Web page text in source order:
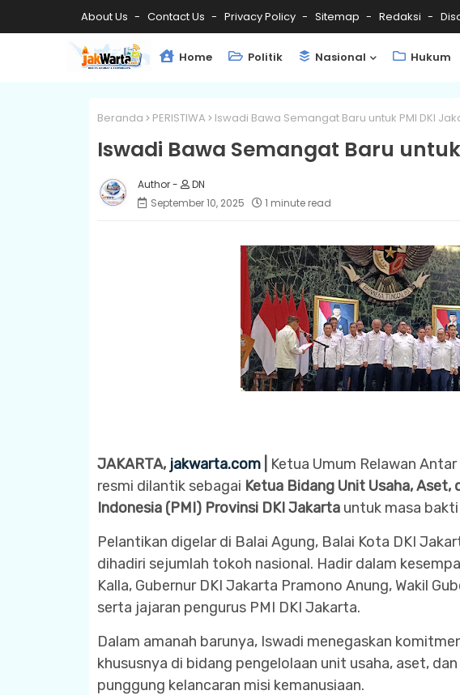
About Us Contact Us Privacy Policy Sitemap Redaksi
Home Politik Nasional Hukum
Beranda PERISTIWA Iswadi Bawa Semangat Baru untuk PMI DKI
Iswadi Bawa Semangat Baru
DN
September 10, 2025
1 minute read
JAKARTA, jakwarta.com|
Ketua Umum Relawan Antar
resmi dilantik sebagai Ketua Bidang Unit Usaha, Aset,
Indonesia (PMI) Provinsi DKI Jakarta untuk masa
Pelantikan digelar di Balai Agung, Balai Kota DKI
dihadiri sejumlah tokoh nasional. Hadir dalam
Kalla, Gubernur DKI Jakarta Pramono Anung, Wakil
serta jajaran pengurus PMI DKI Jakarta.
Dalam amanah barunya, Iswadi menegaskan
khususnya di bidang pengelolaan unit usaha, aset,
punggung kelancaran misi kemanusiaan.